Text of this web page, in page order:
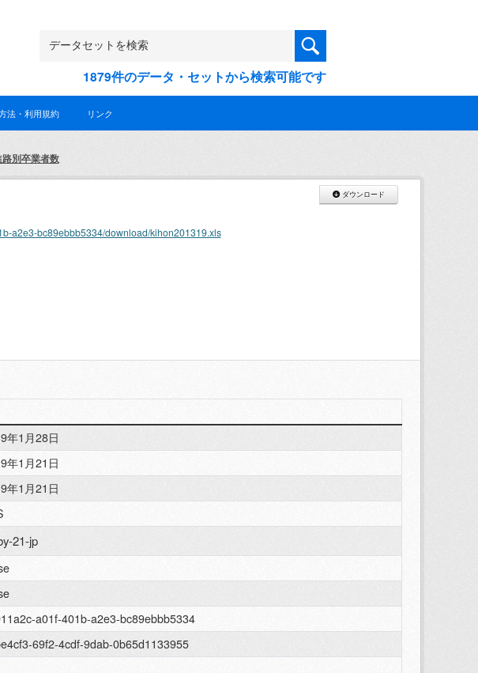
1879件のデータ・セットから検索可能です
法・利用規約 リンク
別卒業者数
ダウンロード
a2e3-bc89ebbb5334/download/kihon201319.xls
年1月28日
年1月21日
年1月21日
21-jp
a01f-401b-a2e3-bc89ebbb5334
69f2-4cdf-9dab-0b65d1133955